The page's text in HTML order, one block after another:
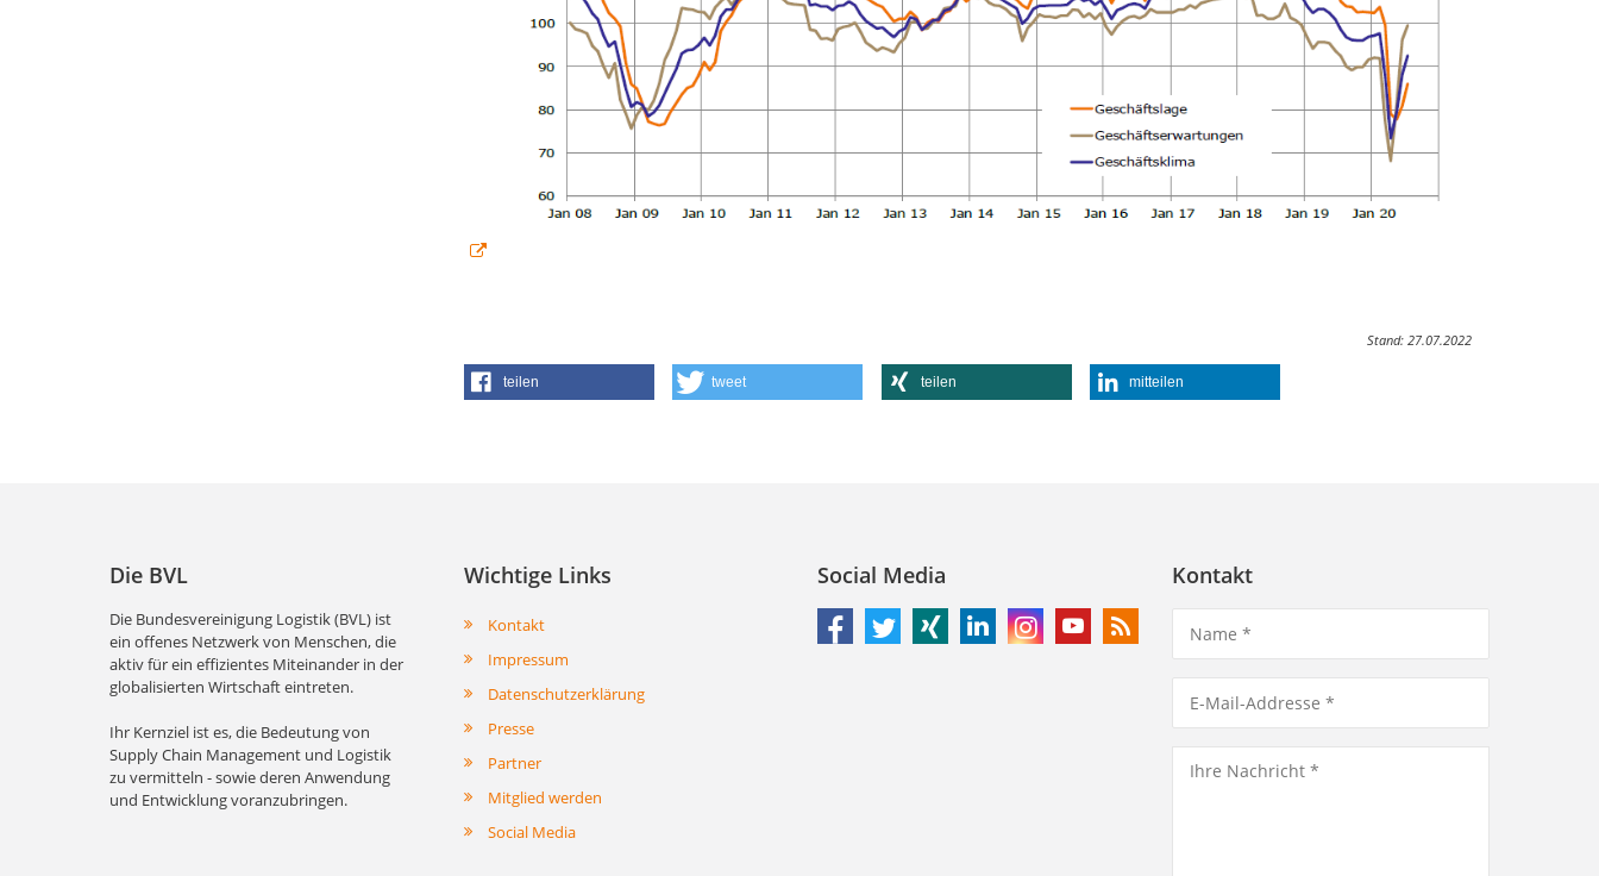
Stand: 27.07.2022
teilen tweet teilen mitteilen
Die BVL
Die Bundesvereinigung Logistik (BVL) ist
ein offenes Netzwerk von Menschen, die
aktiv für ein effizientes Miteinander in der
globalisierten Wirtschaft eintreten.
Ihr Kernziel ist es, die Bedeutung von
Supply Chain Management und Logistik
zu vermitteln - sowie deren Anwendung
und Entwicklung voranzubringen.
Wichtige Links
Kontakt
Impressum
Datenschutzerklärung
Presse
Partner
Mitglied werden
Social Media
Social Media Kontakt